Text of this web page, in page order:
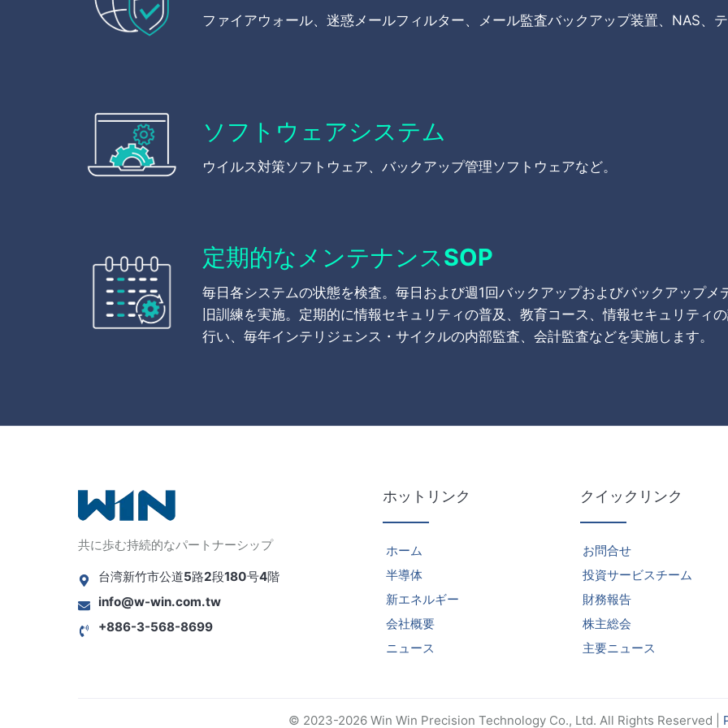
ファイアウォール、迷惑メールフィルター、メール監査バックアップ装置、NAS、
ソフトウェアシステム
ウイルス対策ソフトウェア、バックアップ管理ソフトウェアなど。
定期的なメンテナンスSOP
毎日各システムの状態を検査。毎日および週1回バックアップおよびバックアップ
旧訓練を実施。定期的に情報セキュリティの普及、教育コース、情報セキュリティ
行い、毎年インテリジェンス・サイクルの内部監査、会計監査などを実施します。
共に歩む持続的なパートナーシップ
台湾新竹市公道5路2段180号4階
info@w-win.com.tw
+886-3-568-8699
ホットリンク
ホーム
半導体
新エネルギー
会社概要
ニュース
クイックリンク
お問合せ
投資サービスチーム
財務報告
株主総会
主要ニュース
© 2023-2026 Win Win Precision Technology Co., Ltd. All Rights Reserved |